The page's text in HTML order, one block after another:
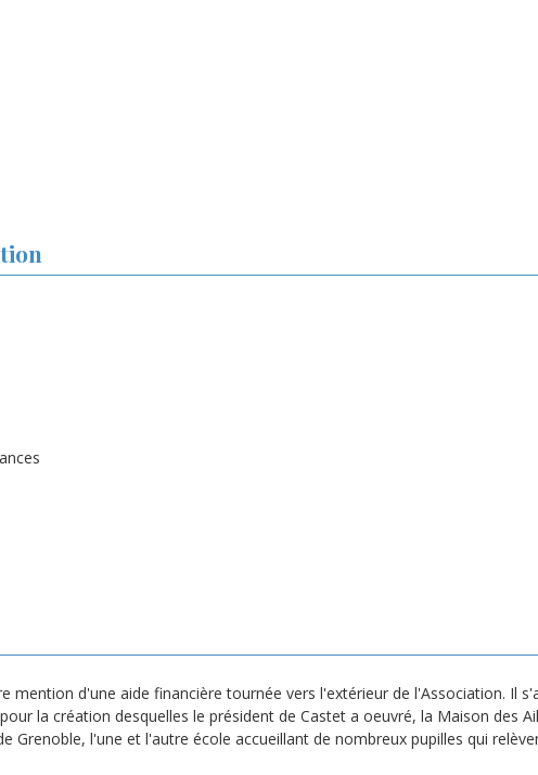
mention d'une aide financière tournée vers l'extérieur de l'Association. Il
la création desquelles le président de Castet a oeuvré, la Maison des
Grenoble, l'une et l'autre école accueillant de nombreux pupilles qui